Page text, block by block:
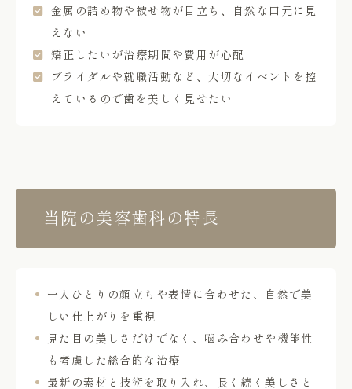
金属の詰め物や被せ物が目立ち、自然な口元に見
えない
矯正したいが治療期間や費用が心配
ブライダルや就職活動など、大切なイベントを控
えているので歯を美しく見せたい
当院の美容歯科の特長
一人ひとりの顔立ちや表情に合わせた、自然で美
しい仕上がりを重視
見た目の美しさだけでなく、噛み合わせや機能性
も考慮した総合的な治療
最新の素材と技術を取り入れ、長く続く美しさと